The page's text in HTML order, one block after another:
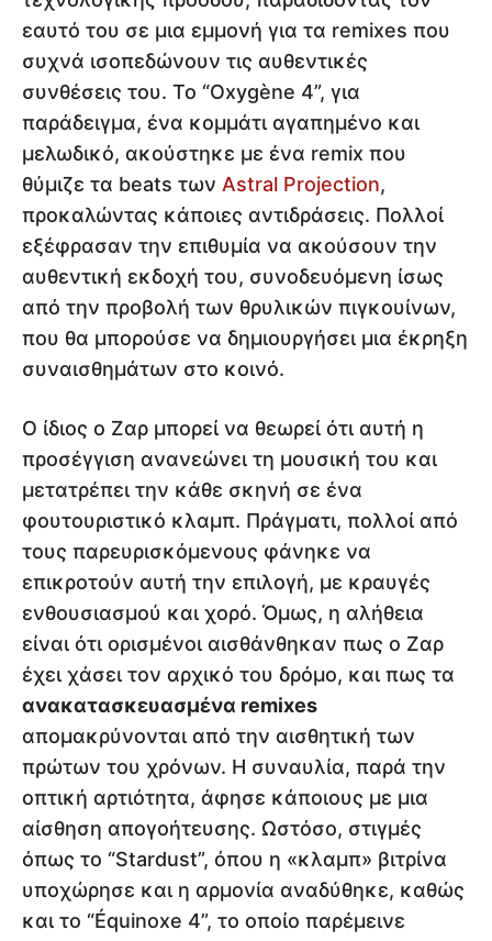
εαυτό του σε μια εμμονή για τα remixes που
συχνά ισοπεδώνουν τις αυθεντικές
συνθέσεις του. Το “Oxygène 4”, για
παράδειγμα, ένα κομμάτι αγαπημένο και
μελωδικό, ακούστηκε με ένα remix που
θύμιζε τα beats των Astral Projection,
προκαλώντας κάποιες αντιδράσεις. Πολλοί
εξέφρασαν την επιθυμία να ακούσουν την
αυθεντική εκδοχή του, συνοδευόμενη ίσως
από την προβολή των θρυλικών πιγκουίνων,
που θα μπορούσε να δημιουργήσει μια έκρηξη
συναισθημάτων στο κοινό.
Ο ίδιος ο Ζαρ μπορεί να θεωρεί ότι αυτή η
προσέγγιση ανανεώνει τη μουσική του και
μετατρέπει την κάθε σκηνή σε ένα
φουτουριστικό κλαμπ. Πράγματι, πολλοί από
τους παρευρισκόμενους φάνηκε να
επικροτούν αυτή την επιλογή, με κραυγές
ενθουσιασμού και χορό. Όμως, η αλήθεια
είναι ότι ορισμένοι αισθάνθηκαν πως ο Ζαρ
έχει χάσει τον αρχικό του δρόμο, και πως τα
ανακατασκευασμένα remixes
απομακρύνονται από την αισθητική των
πρώτων του χρόνων. Η συναυλία, παρά την
οπτική αρτιότητα, άφησε κάποιους με μια
αίσθηση απογοήτευσης. Ωστόσο, στιγμές
όπως το “Stardust”, όπου η «κλαμπ» βιτρίνα
υποχώρησε και η αρμονία αναδύθηκε, καθώς
και το “Équinoxe 4”, το οποίο παρέμεινε